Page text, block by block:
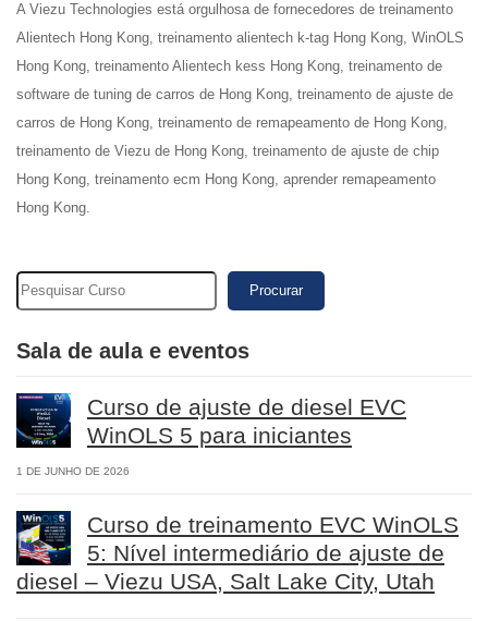
A Viezu Technologies está orgulhosa de fornecedores de treinamento
Alientech Hong Kong, treinamento alientech k-tag Hong Kong, WinOLS
Hong Kong, treinamento Alientech kess Hong Kong, treinamento de
software de tuning de carros de Hong Kong, treinamento de ajuste de
carros de Hong Kong, treinamento de remapeamento de Hong Kong,
treinamento de Viezu de Hong Kong, treinamento de ajuste de chip
Hong Kong, treinamento ecm Hong Kong, aprender remapeamento
Hong Kong.
Procurar
Sala de aula e eventos
Curso de ajuste de diesel EVC
WinOLS 5 para iniciantes
1 DE JUNHO DE 2026
Curso de treinamento EVC WinOLS
5: Nível intermediário de ajuste de
diesel – Viezu USA, Salt Lake City, Utah